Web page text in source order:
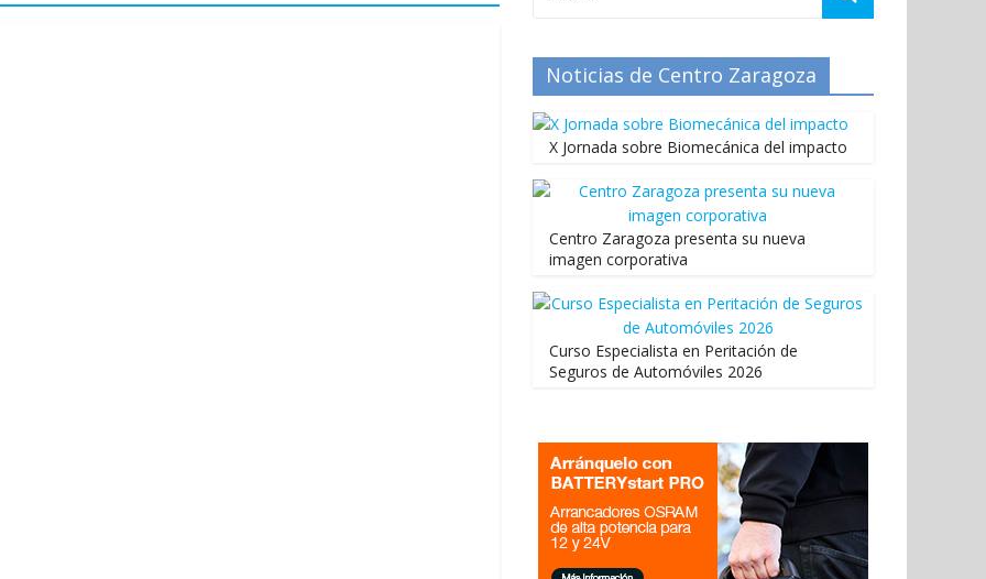
Noticias de Centro Zaragoza
X Jornada sobre Biomecánica del impacto
Centro Zaragoza presenta su nueva
imagen corporativa
Curso Especialista en Peritación de
Seguros de Automóviles 2026